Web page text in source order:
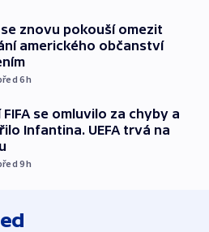
znovu pokouší omezit
amerického občanství
6h
FIFA se omluvilo za chyby a
Infantina. UEFA trvá na
9h